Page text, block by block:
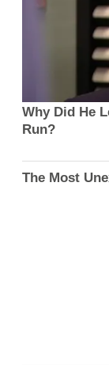
Why Did He
Run?
The Most